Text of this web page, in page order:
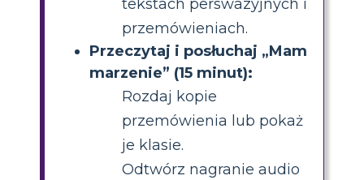
tekstach perswazyjnych i
przemówieniach.
Przeczytaj i posłuchaj „Mam
marzenie” (15 minut):
Rozdaj kopie
przemówienia lub pokaż
je klasie.
Odtwórz nagranie audio